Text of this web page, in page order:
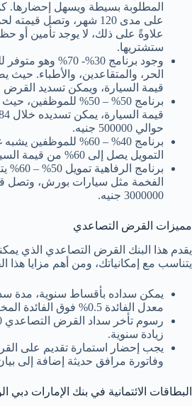
المطلوبة بسيطة ويسهل إحضارها.
علاوةً على ذلك، لا يوجد تأمين أو
ستشتريها.
وجود برنامج 30%-
قيمة السيارة، ويمكن تسديد القرض على
حوالي 500000 جنيه.
برنامج 40% – 60%
التمويل يصل إلى 60% من قيمة السيارة.
برنامج
الفخمة مثل سيارات بورش، وتصل
3000000 جنيه.
مميزات القرض التصاعدي
يقدم هذا البنك القرض التصاعدي الذي
يتناسب مع إمكانياتك، ومن أهم مزايا هذا
معدل الفائدة 0.5% فوق الفائدة المخصصة لكل شركة.
زيادة سنوية.
يجب إحضار استمارة تقديم على
وفاتورة مرافق حديثة إضافة إلى
البطاقات الائتمانية في بنك الإمارات